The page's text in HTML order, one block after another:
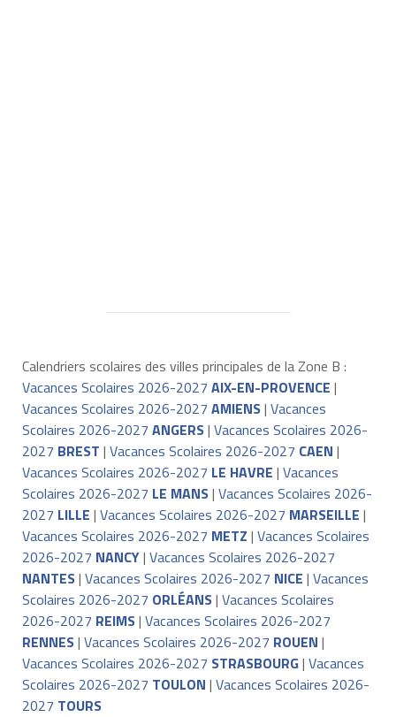
Calendriers scolaires des villes principales de la Zone B :
Vacances Scolaires 2026-2027 AIX-EN-PROVENCE |
Vacances Scolaires 2026-2027 AMIENS| Vacances
Scolaires 2026-2027 ANGERS| Vacances Scolaires 2026-
2027 BREST | Vacances Scolaires 2026-2027 CAEN |
Vacances Scolaires 2026-2027 LE HAVRE | Vacances
Scolaires 2026-2027 LE MANS| Vacances Scolaires 2026-
2027 LILLE | Vacances Scolaires 2026-2027 MARSEILLE |
Vacances Scolaires 2026-2027 METZ | Vacances Scolaires
2026-2027 NANCY| Vacances Scolaires 2026-2027
NANTES| Vacances Scolaires 2026-2027 NICE | Vacances
Scolaires 2026-2027 ORLÉANS| Vacances Scolaires
2026-2027 REIMS| Vacances Scolaires 2026-2027
RENNES| Vacances Scolaires 2026-2027 ROUEN |
Vacances Scolaires 2026-2027 STRASBOURG| Vacances
Scolaires 2026-2027 TOULON | Vacances Scolaires 2026-
2027 TOURS